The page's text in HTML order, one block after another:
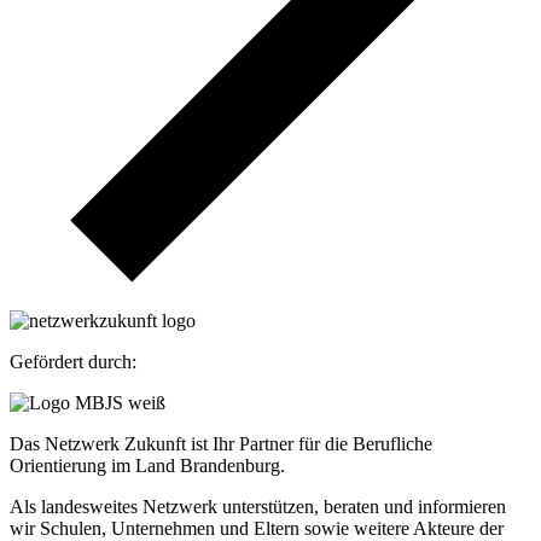
Gefördert durch:
Das Netzwerk Zukunft ist Ihr Partner für die Berufliche
Orientierung im Land Brandenburg.
Als landesweites Netzwerk unterstützen, beraten und informieren
wir Schulen, Unternehmen und Eltern sowie weitere Akteure der